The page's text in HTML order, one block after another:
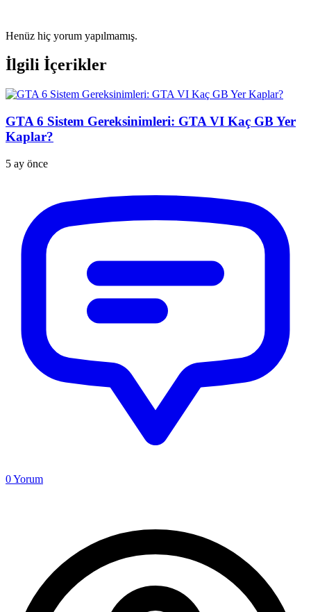
Henüz hiç yorum yapılmamış.
İlgili İçerikler
GTA 6 Sistem Gereksinimleri: GTA VI Kaç GB Yer
Kaplar?
5 ay önce
0Yorum